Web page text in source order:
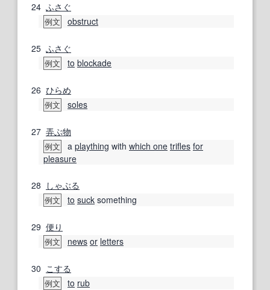
24 ふさぐ
例文 obstruct
25 ふさぐ
例文 to blockade
26 ひらめ
例文 soles
27 弄ぶ物
例文 a plaything with which one trifles for
pleasure
28 しゃぶる
例文 to suck something
29 便り
例文 news or letters
30 こする
例文 to rub